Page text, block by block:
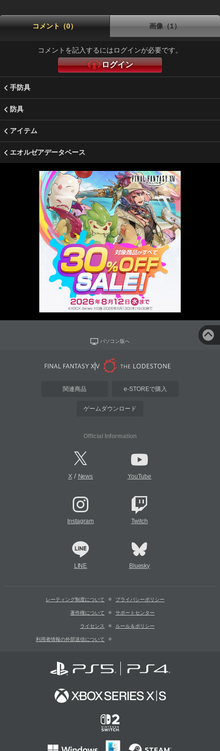
コメント（0） 画像（1）
コメントを記入するにはログインが必要です。
ログイン
手防具
防具
アイテム
エオルゼアデータベース
パソコン版へ
関連商品 e-STOREで購入
ゲームダウンロード
Official Information
X/ News YouTube
Instagram Twitch
LINE Bluesky
レーティング制度について プライバシーポリシー
著作権について サポートセンター
ライセンス ルール＆ポリシー
利用者情報の外部送信について